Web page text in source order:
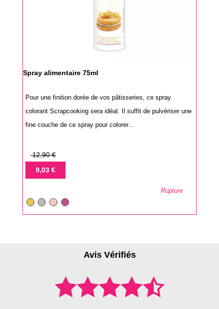
Spray alimentaire 75ml
Pour une finition dorée de vos pâtisseries, ce spray
colorant Scrapcooking sera idéal. Il suffit de pulvériser une
fine couche de ce spray pour colorer...
Prix
base
12,90 €
Prix9,03 €
Or argent
Or Rubis
Rupture
Avis Vérifiés